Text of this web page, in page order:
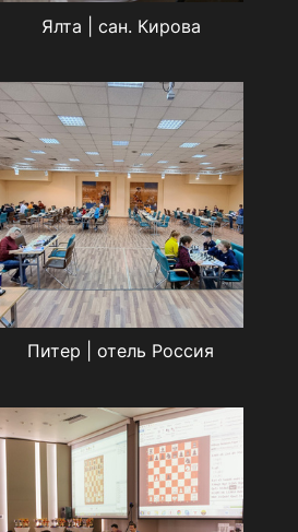
Ялта | сан. Кирова
Питер | отель Россия